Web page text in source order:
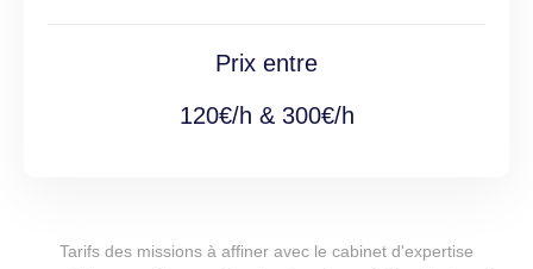
Prix entre
120€/h & 300€/h
Tarifs des missions à affiner avec le cabinet d'expertise